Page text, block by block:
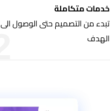
خدمات متكاملة
تبدء من التصميم حتى الوصول الى
الهدف